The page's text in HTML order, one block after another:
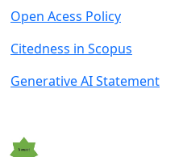
Open Acess Policy
Citedness in Scopus
Generative AI Statement